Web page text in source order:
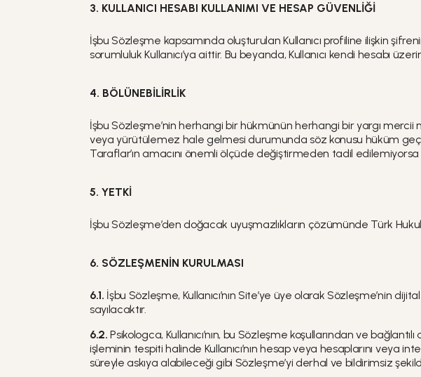
3. KULLANICI HESABI KULLANIMI VE HESAP GÜVENLİĞİ
İşbu Sözleşme kapsamında oluşturulan Kullanıcı profiline ilişkin
sorumluluk Kullanıcı’ya aittir. Bu beyanda, Kullanıcı kendi hesabı
4. BÖLÜNEBİLİRLİK
İşbu Sözleşme’nin herhangi bir hükmünün herhangi bir yargı
veya yürütülemez hale gelmesi durumunda söz konusu hüküm
Taraflar’ın amacını önemli ölçüde değiştirmeden tadil
5. YETKİ
İşbu Sözleşme’den doğacak uyuşmazlıkların çözümünde Türk
6. SÖZLEŞMENİN KURULMASI
6.1. İşbu Sözleşme, Kullanıcı’nın Site’ye üye olarak Sözleşme’nin
sayılacaktır.
6.2. Psikologca, Kullanıcı’nın, bu Sözleşme koşullarından ve
işleminin tespiti halinde Kullanıcı’nın hesap veya hesaplarını
süreyle askıya alabileceği gibi Sözleşme’yi derhal ve bildirimsiz